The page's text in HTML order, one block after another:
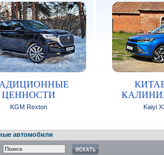
ЦЕННОСТИ
KGM Rexton Kaiyi
автомобили